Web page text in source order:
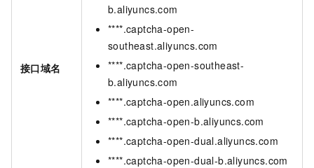
接口域名
b.aliyuncs.com
****.captcha-open-
southeast.aliyuncs.com
****.captcha-open-southeast-
b.aliyuncs.com
****.captcha-open.aliyuncs.com
****.captcha-open-b.aliyuncs.com
****.captcha-open-dual.aliyuncs.com
****.captcha-open-dual-b.aliyuncs.com